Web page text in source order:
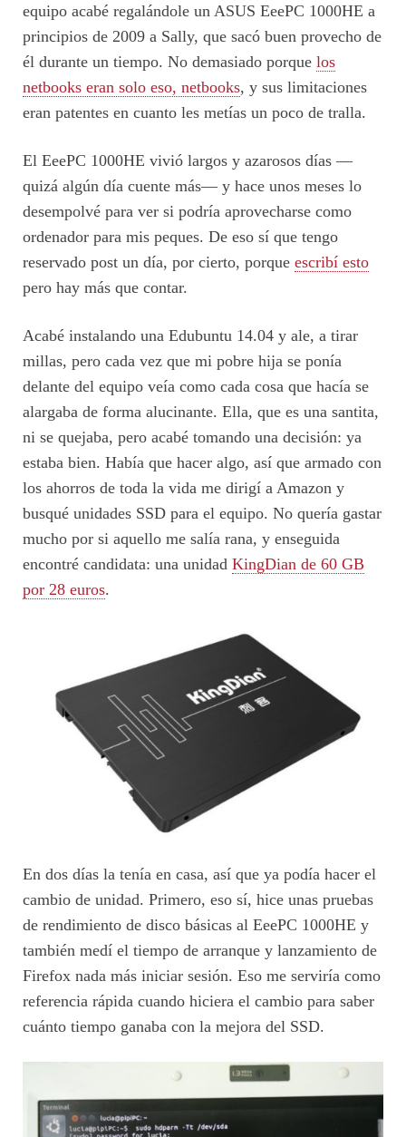
equipo acabé regalándole un ASUS EeePC 1000HE a
principios de 2009 a Sally, que sacó buen provecho de
él durante un tiempo. No demasiado porque los
netbooks eran solo eso, netbooks, y sus limitaciones
eran patentes en cuanto les metías un poco de tralla.
El EeePC 1000HE vivió largos y azarosos días —
quizá algún día cuente más— y hace unos meses lo
desempolvé para ver si podría aprovecharse como
ordenador para mis peques. De eso sí que tengo
reservado post un día, por cierto, porque escribí esto
pero hay más que contar.
Acabé instalando una Edubuntu 14.04 y ale, a tirar
millas, pero cada vez que mi pobre hija se ponía
delante del equipo veía como cada cosa que hacía se
alargaba de forma alucinante. Ella, que es una santita,
ni se quejaba, pero acabé tomando una decisión: ya
estaba bien. Había que hacer algo, así que armado con
los ahorros de toda la vida me dirigí a Amazon y
busqué unidades SSD para el equipo. No quería gastar
mucho por si aquello me salía rana, y enseguida
encontré candidata: una unidad KingDian de 60 GB
por 28 euros.
En dos días la tenía en casa, así que ya podía hacer el
cambio de unidad. Primero, eso sí, hice unas pruebas
de rendimiento de disco básicas al EeePC 1000HE y
también medí el tiempo de arranque y lanzamiento de
Firefox nada más iniciar sesión. Eso me serviría como
referencia rápida cuando hiciera el cambio para saber
cuánto tiempo ganaba con la mejora del SSD.